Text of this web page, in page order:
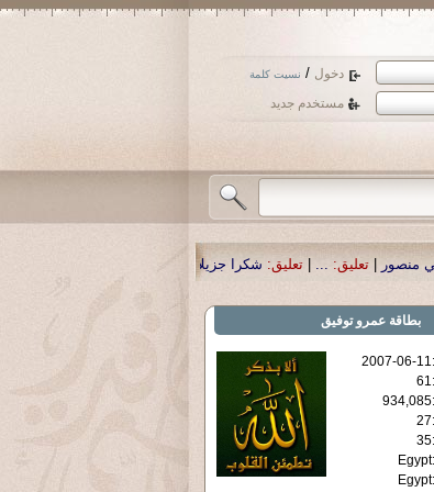
دخول / نسيت كلمة
مستخدم جديد
| تعليق: شكرا جزيلا أستاذ حمد الحمد .أكرمكم الله .
بطاقةعمرو توفيق
:
2007-06-11
:
61
:
934,085
:
27
:
35
:
Egypt
:
Egypt